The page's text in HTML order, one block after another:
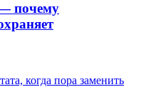
почему